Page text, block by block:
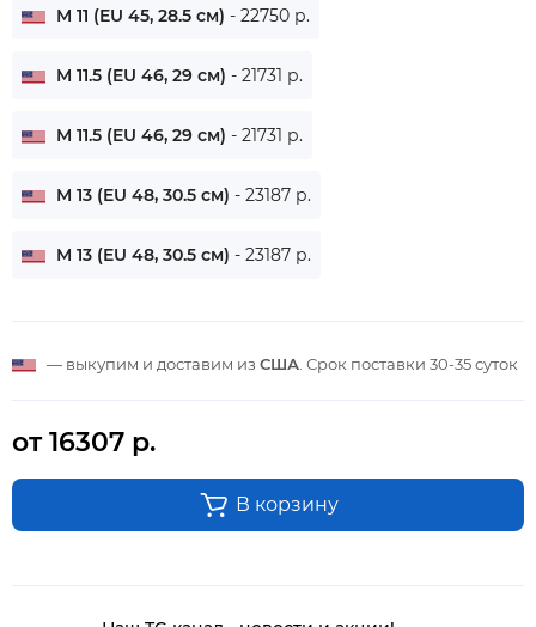
M 11 (EU 45, 28.5 см) - 22750 р.
M 11.5 (EU 46, 29 см) - 21731 р.
M 11.5 (EU 46, 29 см) - 21731 р.
M 13 (EU 48, 30.5 см) - 23187 р.
M 13 (EU 48, 30.5 см) - 23187 р.
— выкупим и доставим из США . Срок поставки 30-35 суток
от 16307 р.
В корзину